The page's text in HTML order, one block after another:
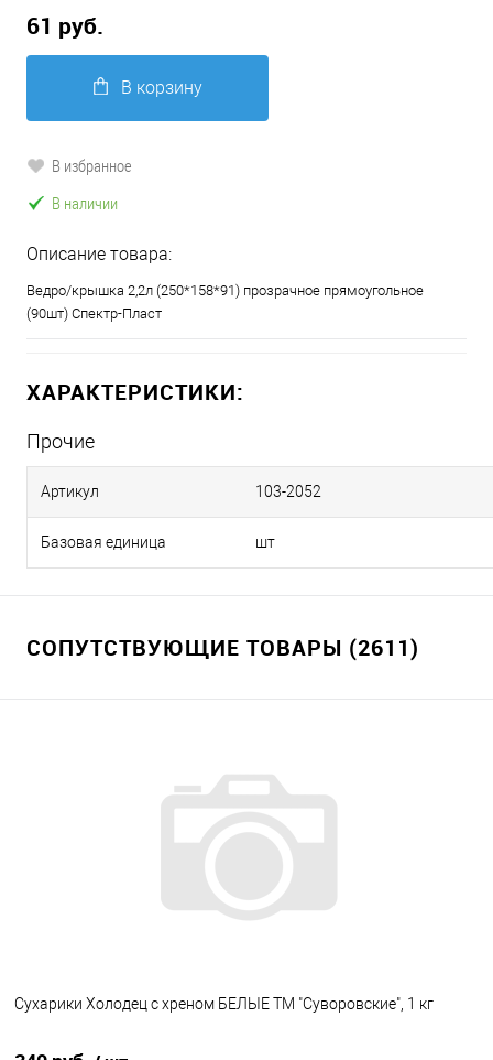
61 руб.
В корзину
В избранное
В наличии
Описание товара:
Ведро/крышка 2,2л (250*158*91) прозрачное прямоугольное
(90шт) Спектр-Пласт
ХАРАКТЕРИСТИКИ:
Прочие
Артикул 103-2052
Базовая единица шт
СОПУТСТВУЮЩИЕ ТОВАРЫ (2611)
Сухарики Холодец с хреном БЕЛЫЕ ТМ "Суворовские", 1 кг